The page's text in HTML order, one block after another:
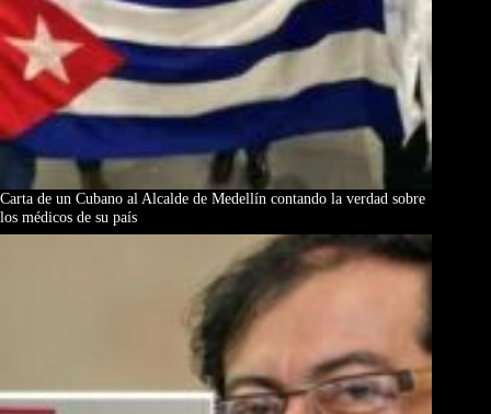
Carta de un Cubano al Alcalde de Medellín contando la verdad sobre
los médicos de su país